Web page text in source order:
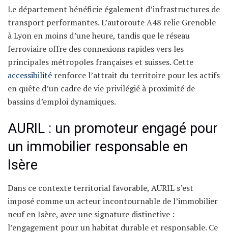
Le département bénéficie également d’infrastructures de
transport performantes. L’autoroute A48 relie Grenoble
à Lyon en moins d’une heure, tandis que le réseau
ferroviaire offre des connexions rapides vers les
principales métropoles françaises et suisses. Cette
accessibilité renforce l’attrait du territoire pour les actifs
en quête d’un cadre de vie privilégié à proximité de
bassins d’emploi dynamiques.
AURIL : un promoteur engagé pour
un immobilier responsable en
Isère
Dans ce contexte territorial favorable, AURIL s’est
imposé comme un acteur incontournable de l’immobilier
neuf en Isère, avec une signature distinctive :
l’engagement pour un habitat durable et responsable. Ce